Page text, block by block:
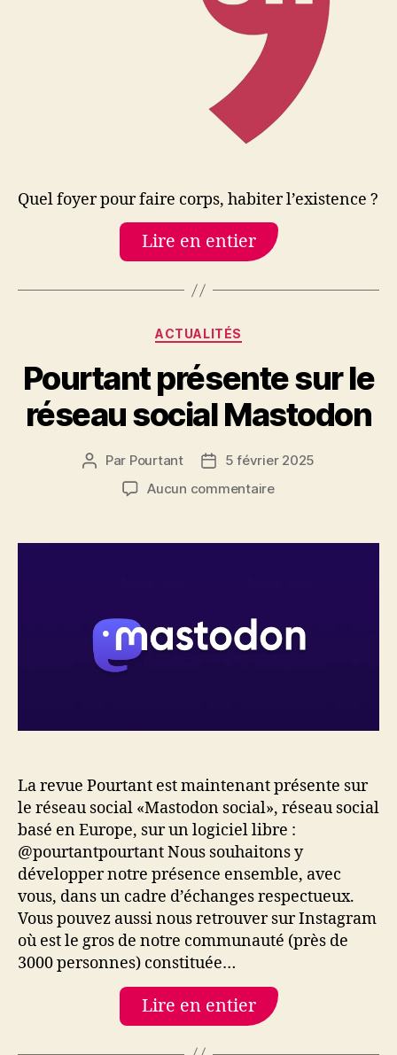
Quel foyer pour faire corps, habiter l’existence ?
Lire en entier
Catégories
ACTUALITÉS
Pourtant présente sur le
réseau social Mastodon
Auteur
l’article
Par Pourtant
Date5 février 2025
Aucun commentairesur
sur
Mastodon
La revue Pourtant est maintenant présente sur
le réseau social «Mastodon social», réseau social
basé en Europe, sur un logiciel libre :
@pourtantpourtant Nous souhaitons y
développer notre présence ensemble, avec
vous, dans un cadre d’échanges respectueux.
Vous pouvez aussi nous retrouver sur Instagram
où est le gros de notre communauté (près de
3000 personnes) constituée…
Lire en entier